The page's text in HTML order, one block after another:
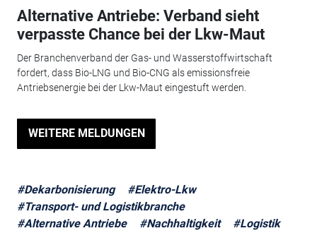
Alternative Antriebe: Verband sieht
verpasste Chance bei der Lkw-Maut
Der Branchenverband der Gas- und Wasserstoffwirtschaft
fordert, dass Bio-LNG und Bio-CNG als emissionsfreie
Antriebsenergie bei der Lkw-Maut eingestuft werden.
WEITERE MELDUNGEN
#Dekarbonisierung
#Elektro-Lkw
#Transport- und Logistikbranche
#Alternative Antriebe
#Nachhaltigkeit #Logistik